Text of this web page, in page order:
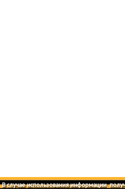
В случае использования информации,